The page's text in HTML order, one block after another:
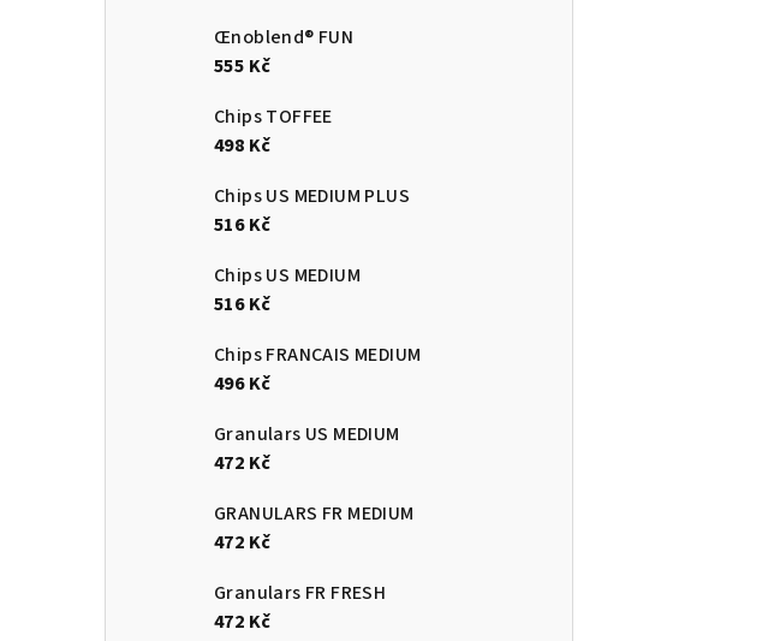
Œnoblend® FUN
555 Kč
Chips TOFFEE
498 Kč
Chips US MEDIUM PLUS
516 Kč
Chips US MEDIUM
516 Kč
Chips FRANCAIS MEDIUM
496 Kč
Granulars US MEDIUM
472 Kč
GRANULARS FR MEDIUM
472 Kč
Granulars FR FRESH
472 Kč